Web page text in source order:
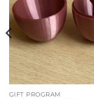
GIFT PROGRAM